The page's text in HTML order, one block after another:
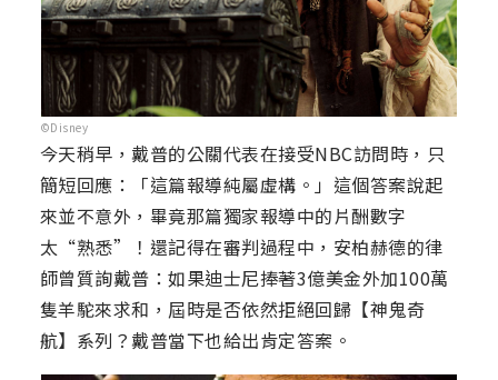
©Disney
今天稍早，戴普的公關代表在接受NBC訪問時，只
簡短回應：「這篇報導純屬虛構。」這個答案說起
來並不意外，畢竟那篇獨家報導中的片酬數字
太“熟悉”！還記得在審判過程中，安柏赫德的律
師曾質詢戴普：如果迪士尼捧著3億美金外加100萬
隻羊駝來求和，屆時是否依然拒絕回歸【神鬼奇
航】系列？戴普當下也給出肯定答案。